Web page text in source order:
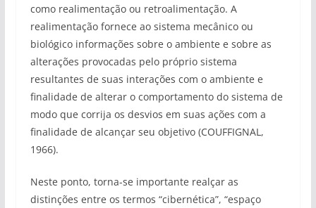
como realimentação ou retroalimentação. A
realimentação fornece ao sistema mecânico ou
biológico informações sobre o ambiente e sobre as
alterações provocadas pelo próprio sistema
resultantes de suas interações com o ambiente e
finalidade de alterar o comportamento do sistema de
modo que corrija os desvios em suas ações com a
finalidade de alcançar seu objetivo (COUFFIGNAL,
1966).
Neste ponto, torna-se importante realçar as
distinções entre os termos “cibernética”, “espaço